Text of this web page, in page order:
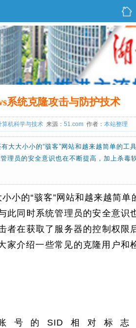
系统克隆攻击与防护技术
算机科学与技术来源： 51.com作者： 本站整理
大大小小的“骇客”网站和越来越简单的工
理员的安全意识也在不断提高，加上杀毒
小的“骇客”网站和越来越简
此同时系统管理员的安全意识
者在获取了服务器的控制权限
介绍一些常见的克隆用户和
号的SID相对标